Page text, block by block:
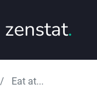
zenstat.
Eat at...